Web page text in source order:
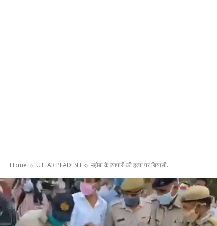
Home UTTAR PRADESH महोबा के व्यापारी की हत्या पर सियासी...